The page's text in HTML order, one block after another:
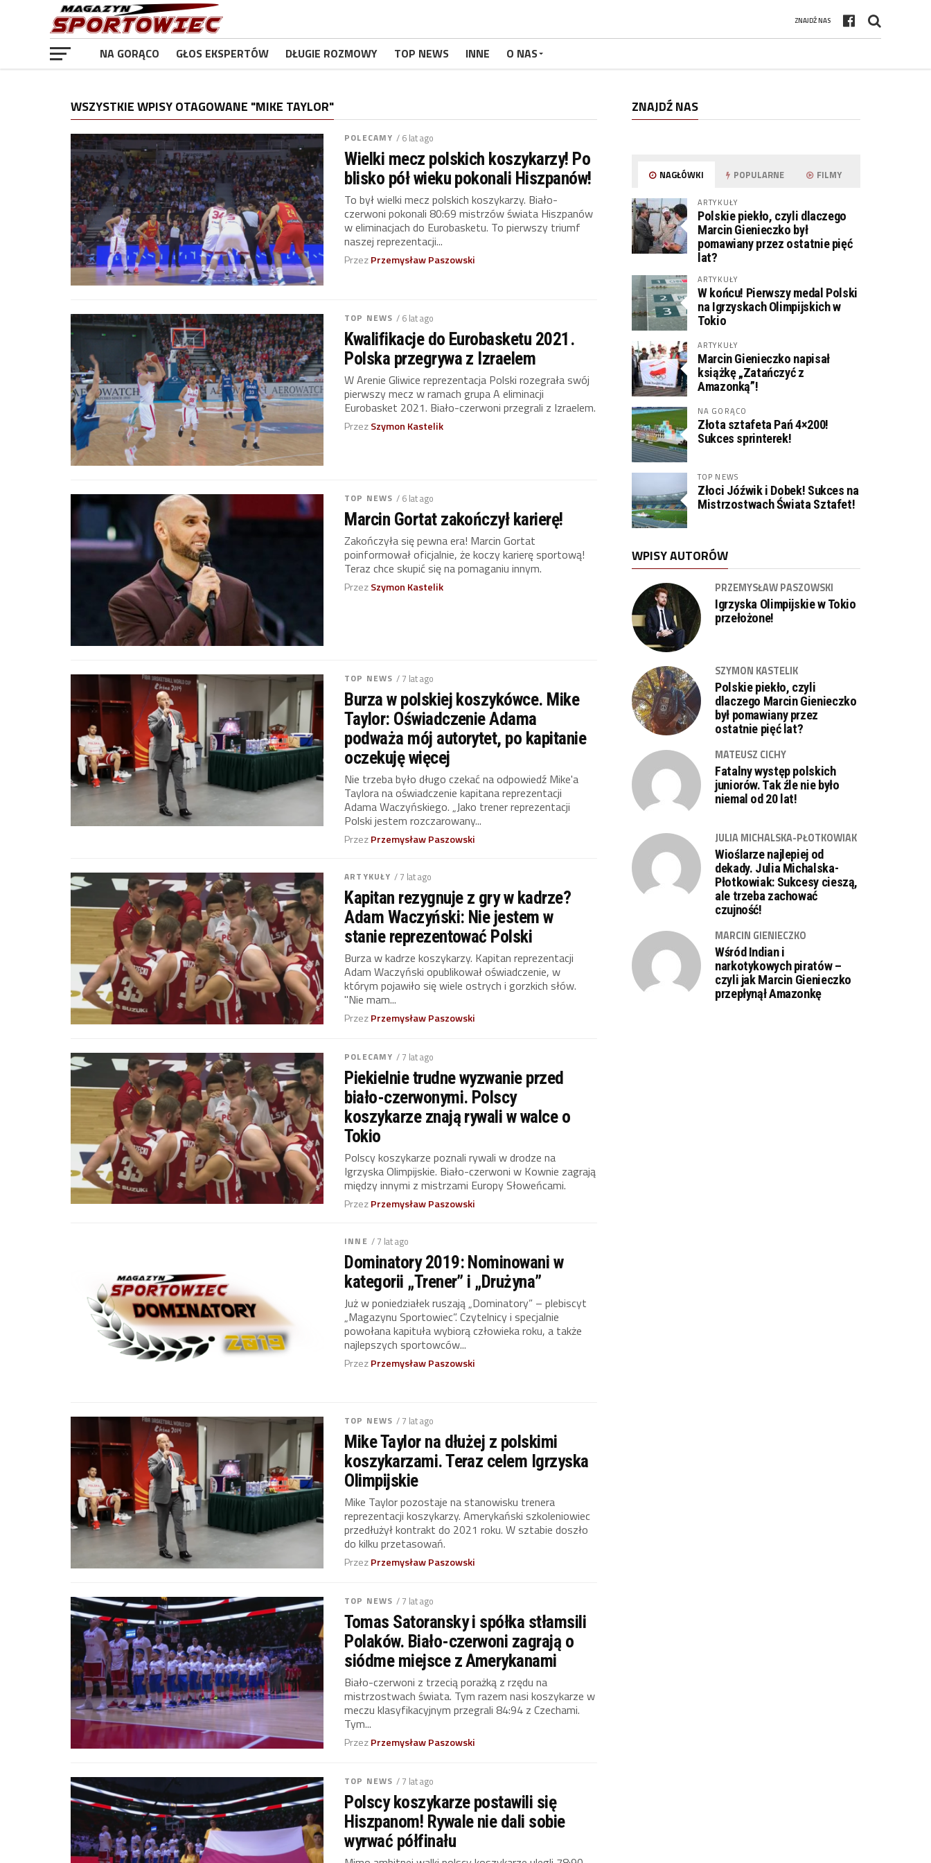
ZNAJDŹ NAS
NA GORĄCO GŁOS EKSPERTÓW DŁUGIE ROZMOWY TOP NEWS INNE O NAS
WSZYSTKIE WPISY OTAGOWANE "MIKE TAYLOR"
POLECAMY / 6 lat ago
Wielki mecz polskich koszykarzy! Po
blisko pół wieku pokonali Hiszpanów!
To był wielki mecz polskich koszykarzy. Biało-
czerwoni pokonali 80:69 mistrzów świata Hiszpanów
w eliminacjach do Eurobasketu. To pierwszy triumf
naszej reprezentacji...
PrzezPrzemysław Paszowski
TOP NEWS / 6 lat ago
Kwalifikacje do Eurobasketu 2021.
Polska przegrywa z Izraelem
W Arenie Gliwice reprezentacja Polski rozegrała swój
pierwszy mecz w ramach grupa A eliminacji
Eurobasket 2021. Biało-czerwoni przegrali z Izraelem.
PrzezSzymon Kastelik
TOP NEWS / 6 lat ago
Marcin Gortat zakończył karierę!
Zakończyła się pewna era! Marcin Gortat
poinformował oficjalnie, że koczy karierę sportową!
Teraz chce skupić się na pomaganiu innym.
PrzezSzymon Kastelik
TOP NEWS / 7 lat ago
Burza w polskiej koszykówce. Mike
Taylor: Oświadczenie Adama
podważa mój autorytet, po kapitanie
oczekuję więcej
Nie trzeba było długo czekać na odpowiedź Mike'a
Taylora na oświadczenie kapitana reprezentacji
Adama Waczyńskiego. „Jako trener reprezentacji
Polski jestem rozczarowany...
PrzezPrzemysław Paszowski
ARTYKUŁY / 7 lat ago
Kapitan rezygnuje z gry w kadrze?
Adam Waczyński: Nie jestem w
stanie reprezentować Polski
Burza w kadrze koszykarzy. Kapitan reprezentacji
Adam Waczyński opublikował oświadczenie, w
którym pojawiło się wiele ostrych i gorzkich słów.
"Nie mam...
PrzezPrzemysław Paszowski
POLECAMY / 7 lat ago
Piekielnie trudne wyzwanie przed
biało-czerwonymi. Polscy
koszykarze znają rywali w walce o
Tokio
Polscy koszykarze poznali rywali w drodze na
Igrzyska Olimpijskie. Biało-czerwoni w Kownie zagrają
między innymi z mistrzami Europy Słoweńcami.
PrzezPrzemysław Paszowski
INNE / 7 lat ago
Dominatory 2019: Nominowani w
kategorii „Trener” i „Drużyna”
Już w poniedziałek ruszają „Dominatory” – plebiscyt
„Magazynu Sportowiec”. Czytelnicy i specjalnie
powołana kapituła wybiorą człowieka roku, a także
najlepszych sportowców...
PrzezPrzemysław Paszowski
TOP NEWS / 7 lat ago
Mike Taylor na dłużej z polskimi
koszykarzami. Teraz celem Igrzyska
Olimpijskie
Mike Taylor pozostaje na stanowisku trenera
reprezentacji koszykarzy. Amerykański szkoleniowiec
przedłużył kontrakt do 2021 roku. W sztabie doszło
do kilku przetasowań.
PrzezPrzemysław Paszowski
TOP NEWS / 7 lat ago
Tomas Satoransky i spółka stłamsili
Polaków. Biało-czerwoni zagrają o
siódme miejsce z Amerykanami
Biało-czerwoni z trzecią porażką z rzędu na
mistrzostwach świata. Tym razem nasi koszykarze w
meczu klasyfikacyjnym przegrali 84:94 z Czechami.
Tym...
PrzezPrzemysław Paszowski
TOP NEWS / 7 lat ago
Polscy koszykarze postawili się
Hiszpanom! Rywale nie dali sobie
wyrwać półfinału
ZNAJDŹ NAS
NAGŁÓWKI POPULARNE FILMY
ARTYKUŁY
Polskie piekło, czyli dlaczego
Marcin Gienieczko był
pomawiany przez ostatnie pięć
lat?
ARTYKUŁY
W końcu! Pierwszy medal Polski
na Igrzyskach Olimpijskich w
Tokio
ARTYKUŁY
Marcin Gienieczko napisał
książkę „Zatańczyć z
Amazonką”!
NA GORĄCO
Złota sztafeta Pań 4×200!
Sukces sprinterek!
TOP NEWS
Złoci Jóźwik i Dobek! Sukces na
Mistrzostwach Świata Sztafet!
WPISY AUTORÓW
PRZEMYSŁAW PASZOWSKI
Igrzyska Olimpijskie w Tokio
przełożone!
SZYMON KASTELIK
Polskie piekło, czyli
dlaczego Marcin Gienieczko
był pomawiany przez
ostatnie pięć lat?
MATEUSZ CICHY
Fatalny występ polskich
juniorów. Tak źle nie było
niemal od 20 lat!
JULIA MICHALSKA-PŁOTKOWIAK
Wioślarze najlepiej od
dekady. Julia Michalska-
Płotkowiak: Sukcesy cieszą,
ale trzeba zachować
czujność!
MARCIN GIENIECZKO
Wśród Indian i
narkotykowych piratów –
czyli jak Marcin Gienieczko
przepłynął Amazonkę